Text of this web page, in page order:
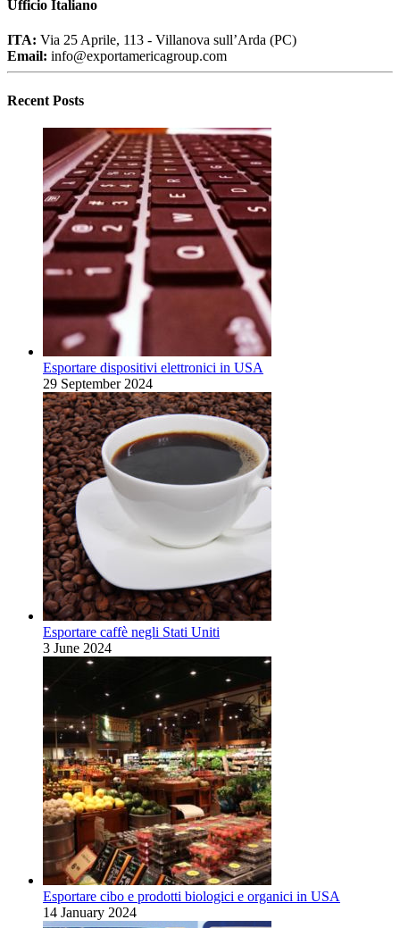
Ufficio Italiano
ITA: Via 25 Aprile, 113 - Villanova sull’Arda (PC)
Email: info@exportamericagroup.com
Recent Posts
Esportare dispositivi elettronici in USA
29 September 2024
Esportare caffè negli Stati Uniti
3 June 2024
Esportare cibo e prodotti biologici e organici in USA
14 January 2024